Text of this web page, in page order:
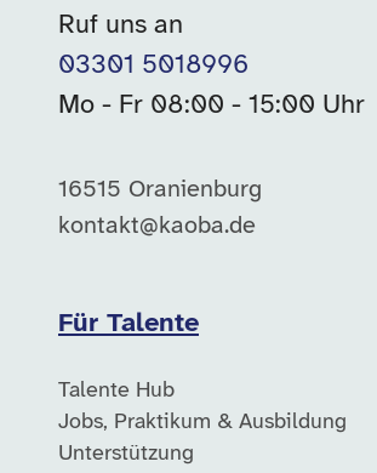
Ruf uns an
03301 5018996
Mo - Fr 08:00 - 15:00 Uhr
16515 Oranienburg
kontakt@kaoba.de
Für Talente
Talente Hub
Jobs, Praktikum & Ausbildung
Unterstützung